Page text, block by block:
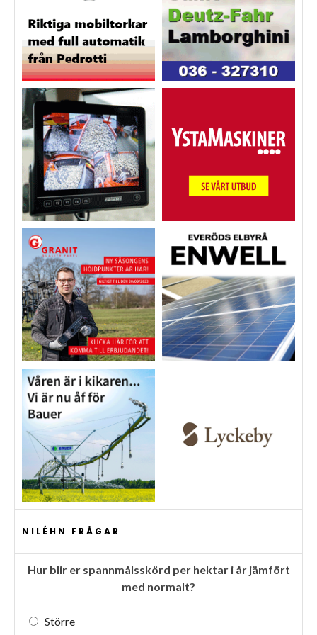
NILÉHN FRÅGAR
Hur blir er spannmålsskörd per hektar i år jämfört
med normalt?
Större